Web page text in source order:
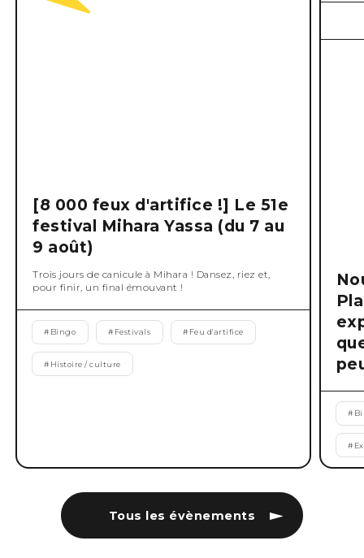
Tous les évènements
[8 000 feux d'artifice !] Le 51e
festival Mihara Yassa (du 7 au
9 août)
Trois jours de canicule à Mihara ! Dansez, riez et,
pour finir, un final émouvant !
# Bingo # Festivals # Feu d'artifice
# Histoire / culture
#
#